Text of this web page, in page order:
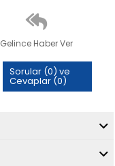
Gelince Haber Ver
Sorular (0) ve
Cevaplar (0)